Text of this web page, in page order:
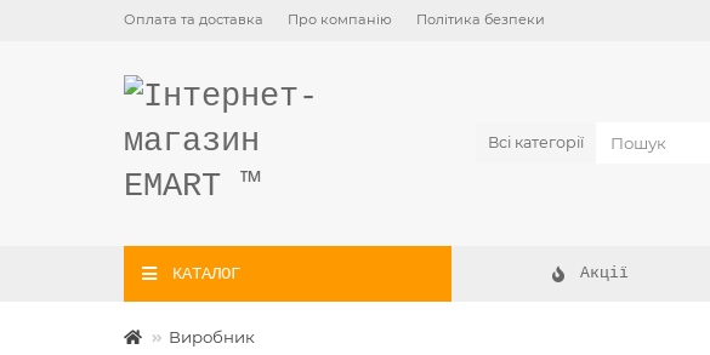
Оплата та доставка Про компанію Політика безпеки
Всі категорії
КАТАЛОГ Акції
Виробник